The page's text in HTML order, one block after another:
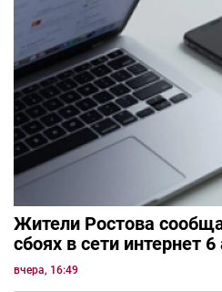
Жители Ростова
сбоях в сети интернет 6
вчера, 16:49